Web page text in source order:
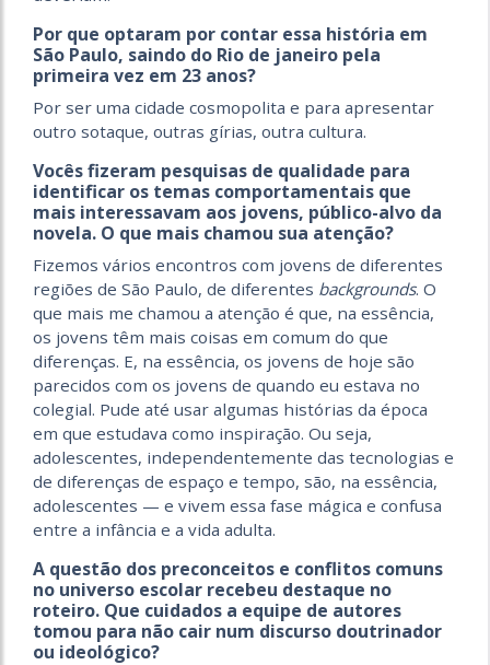
Por que optaram por contar essa história em
São Paulo, saindo do Rio de janeiro pela
primeira vez em 23 anos?
Por ser uma cidade cosmopolita e para apresentar
outro sotaque, outras gírias, outra cultura.
Vocês fizeram pesquisas de qualidade para
identificar os temas comportamentais que
mais interessavam aos jovens, público-alvo da
novela. O que mais chamou sua atenção?
Fizemos vários encontros com jovens de diferentes
regiões de São Paulo, de diferentes backgrounds. O
que mais me chamou a atenção é que, na essência,
os jovens têm mais coisas em comum do que
diferenças. E, na essência, os jovens de hoje são
parecidos com os jovens de quando eu estava no
colegial. Pude até usar algumas histórias da época
em que estudava como inspiração. Ou seja,
adolescentes, independentemente das tecnologias e
de diferenças de espaço e tempo, são, na essência,
adolescentes — e vivem essa fase mágica e confusa
entre a infância e a vida adulta.
A questão dos preconceitos e conflitos comuns
no universo escolar recebeu destaque no
roteiro. Que cuidados a equipe de autores
tomou para não cair num discurso doutrinador
ou ideológico?